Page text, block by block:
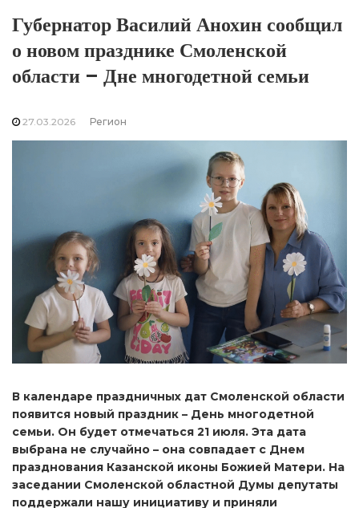
Губернатор Василий Анохин сообщил
о новом празднике Смоленской
области – Дне многодетной семьи
27.03.2026 Регион
В календаре праздничных дат Смоленской области
появится новый праздник – День многодетной
семьи. Он будет отмечаться 21 июля. Эта дата
выбрана не случайно – она совпадает с Днем
празднования Казанской иконы Божией Матери. На
заседании Смоленской областной Думы депутаты
поддержали нашу инициативу и приняли